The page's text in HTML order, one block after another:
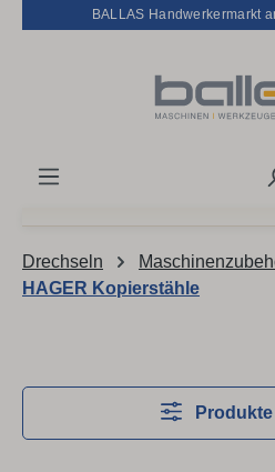
Zum Hauptinhalt springen
BALLAS Handwerkermarkt
Drechseln
HAGER Kopierstähle